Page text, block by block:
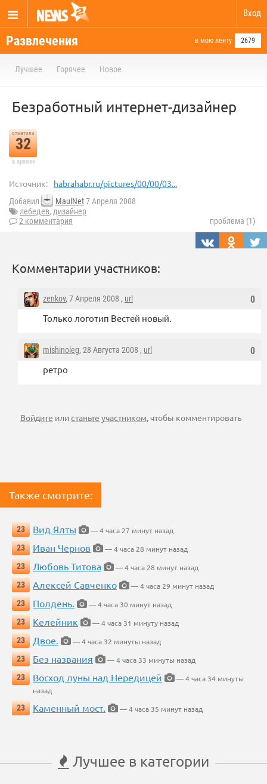
Вход
Развлечения в мою ленту 2679
Лучшее Горячее Новое
Безработный интернет-дизайнер
отметили
32
в архиве
Источник: habrahabr.ru/pictures/00/00/03...
Добавил MaulNet7 Апреля 2008
лебедев, дизайнер
2 комментария
проблема (1)
Комментарии участников:
0
zenkov, 7 Апреля 2008 , url
Только логотип Вестей новый.
0
mishinoleg, 28 Августа 2008 , url
ретро
Войдите илистаньте участником, чтобы комментировать
Также смотрите:
23 Вид Ялты
— 4 часа 27 минут назад
23
Иван Чернов
— 4 часа 28 минут назад
23
Любовь Титова
— 4 часа 28 минут назад
23
Алексей Савченко
— 4 часа 29 минут назад
23
Полдень.
— 4 часа 30 минут назад
23
Келейник
— 4 часа 31 минуту назад
23
Двое.
— 4 часа 32 минуты назад
23
Без названия
— 4 часа 33 минуты назад
23
Восход луны над Нередицей
— 4 часа 34 минуты
назад
23
Каменный мост. — 4 часа 35 минут назад
Лучшее в категории